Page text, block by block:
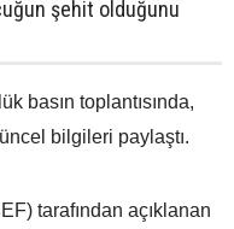
şehit olduğunu
basın toplantısında,
bilgileri paylaştı.
tarafından açıklanan